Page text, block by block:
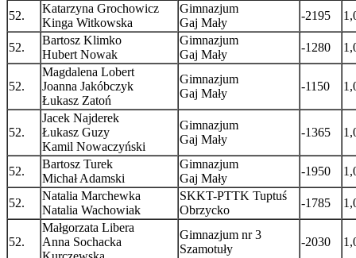
52.
Katarzyna Grochowicz
Kinga Witkowska
Gimnazjum
Gaj Mały
-2195
52.
Bartosz Klimko
Hubert Nowak
Gimnazjum
Gaj Mały
-1280
52.
Magdalena Lobert
Joanna Jakóbczyk
Łukasz Zatoń
Gimnazjum
Gaj Mały
-1150
52.
Jacek Najderek
Łukasz Guzy
Kamil Nowaczyński
Gimnazjum
Gaj Mały
-1365
52.
Bartosz Turek
Michał Adamski
Gimnazjum
Gaj Mały
-1950
52.
Natalia Marchewka
Natalia Wachowiak
SKKT-PTTK Tuptuś
Obrzycko
-1785
52.
Małgorzata Libera
Anna Sochacka
Gimnazjum nr 3
Szamotuły
-2030